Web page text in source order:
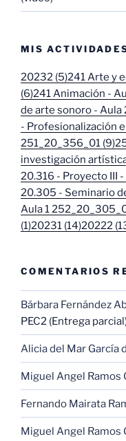
MIS
20232 (5)241 Arte y
(6)241 Animación -
de arte sonoro - Aula
- Profesionalización
251_20_356_01 (9)
investigación
20.316 - Proyecto III
20.305 - Seminario
Aula 1
(1)20231 (14)20222
COMENTARIOS
Bárbara Fernández
PEC2 (Entrega
Alicia del Mar García
Miguel Angel Ramos
Fernando Mairata
Miguel Angel Ramos